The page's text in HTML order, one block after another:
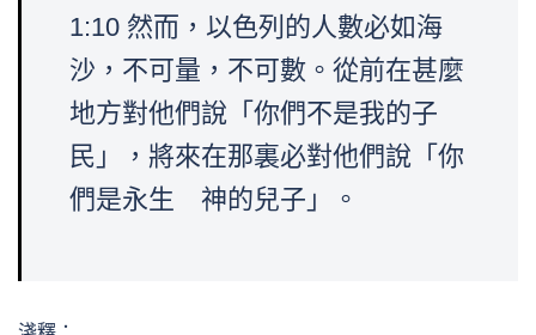
1:10 然而，以色列的人數必如海
沙，不可量，不可數。從前在甚麼
地方對他們說「你們不是我的子
民」，將來在那裏必對他們說「你
們是永生 神的兒子」。